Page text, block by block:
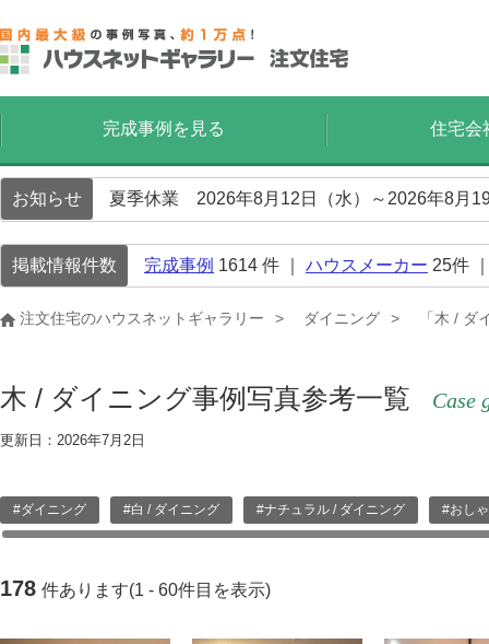
完成事例を見る 住宅会
お知らせ 夏季休業 2026年8月12日（水）～2026年8月
掲載情報件数 完成事例 1614 件 ｜ ハウスメーカー 25件
注文住宅のハウスネットギャラリー ダイニング 「木 / ダ
木 / ダイニング事例写真参考一覧 Case
更新日：2026年7月2日
#ダイニング #白 / ダイニング #ナチュラル / ダイニング #おし
178 件あります(1 - 60件目を表示)